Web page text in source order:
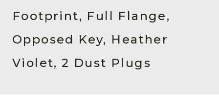
产品
资源
关于我们
Footprint, Full Flange,
Opposed Key, Heather
Violet, 2 Dust Plugs